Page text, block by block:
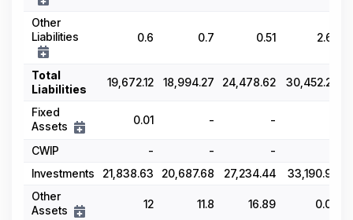
Other
Liabilities
0.6 0.7 0.51 2.62
Total
Liabilities
19,672.12 18,994.27 24,478.62 30,452.28
Fixed
Assets
0.01 - -
CWIP - - -
Investments
21,838.63 20,687.68 27,234.44 33,190.99
Other
Assets
12 11.8 16.89 0.03